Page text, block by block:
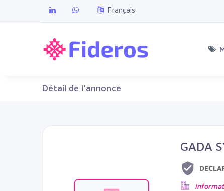
Français
Détail de l'annonce
GADA